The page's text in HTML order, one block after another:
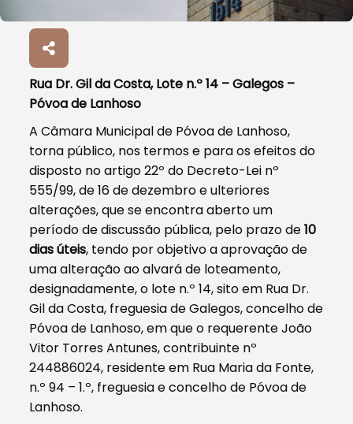
Rua Dr. Gil da Costa, Lote n.º 14 – Galegos –
Póvoa de Lanhoso
A Câmara Municipal de Póvoa de Lanhoso,
torna público, nos termos e para os efeitos do
disposto no artigo 22º do Decreto-Lei nº
555/99, de 16 de dezembro e ulteriores
alterações, que se encontra aberto um
período de discussão pública, pelo prazo de10
dias úteis, tendo por objetivo a aprovação de
uma alteração ao alvará de loteamento,
designadamente, o lote n.º 14, sito em Rua Dr.
Gil da Costa, freguesia de Galegos, concelho de
Póvoa de Lanhoso, em que o requerente João
Vitor Torres Antunes, contribuinte nº
244886024, residente em Rua Maria da Fonte,
n.º 94 – 1.º, freguesia e concelho de Póvoa de
Lanhoso.